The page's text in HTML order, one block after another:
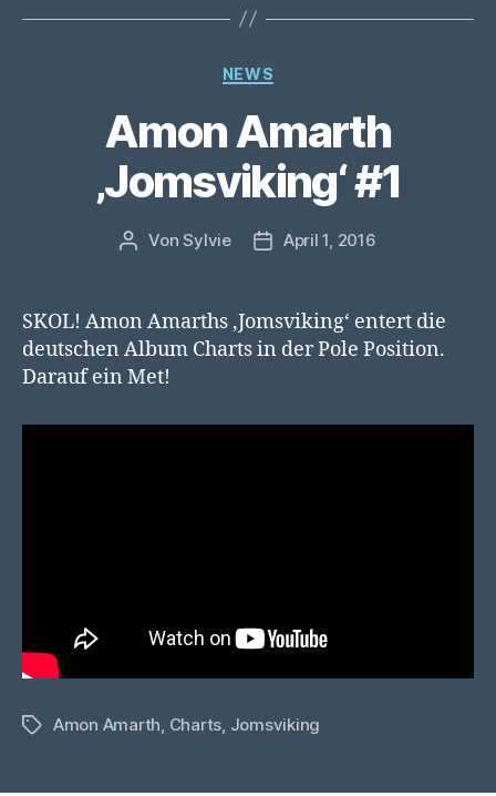
Kategorien
NEWS
Amon Amarth
‚Jomsviking‘ #1
Beitragsautor
VonSylvie Veröffentlichungsdatum
April 1, 2016
SKOL! Amon Amarths ‚Jomsviking‘ entert die
deutschen Album Charts in der Pole Position.
Darauf ein Met!
Schlagwörter
Amon Amarth Charts Jomsviking